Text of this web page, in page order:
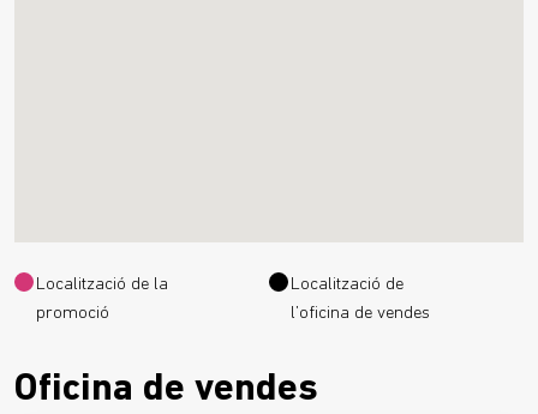
Localització de la
promoció
Localització de
l’oficina de vendes
Oficina de vendes